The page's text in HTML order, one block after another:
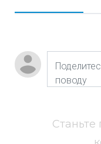
Станьте